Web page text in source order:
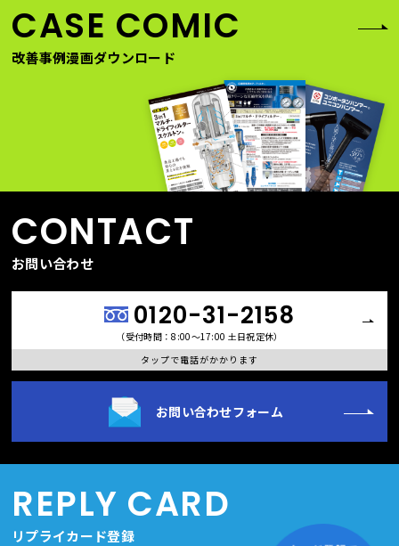
CASE COMIC
改善事例漫画ダウンロード
CONTACT
お問い合わせ
0120-31-2158
（受付時間：8:00〜17:00 土日祝定休）
タップで電話がかかります
お問い合わせフォーム
REPLY CARD
リプライカード登録